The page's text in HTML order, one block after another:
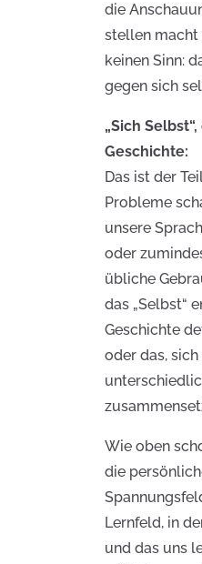
die
stellen
keinen Sinn:
gegen sich
„Sich
Geschichte:
Das ist der
Probleme
unsere
oder
übliche
das „Selbst“
Geschichte
oder das, sich
Wie oben
die
Lernfeld, in
und das uns